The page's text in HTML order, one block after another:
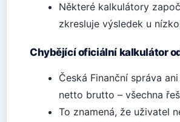
Některé kalkulátory
zkresluje výsledek u
Chybějící oficiální kalkulátor
Česká Finanční správa
netto brutto – všechna
To znamená, že uživatel